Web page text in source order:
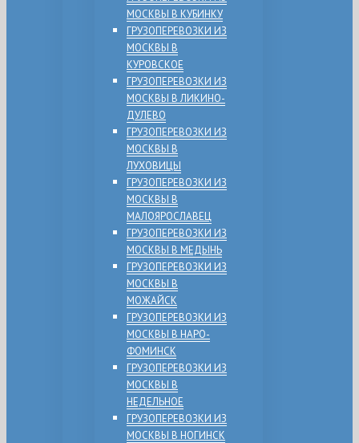
МОСКВЫ В КУБИНКУ
ГРУЗОПЕРЕВОЗКИ ИЗ
МОСКВЫ В
КУРОВСКОЕ
ГРУЗОПЕРЕВОЗКИ ИЗ
МОСКВЫ В ЛИКИНО-
ДУЛЕВО
ГРУЗОПЕРЕВОЗКИ ИЗ
МОСКВЫ В
ЛУХОВИЦЫ
ГРУЗОПЕРЕВОЗКИ ИЗ
МОСКВЫ В
МАЛОЯРОСЛАВЕЦ
ГРУЗОПЕРЕВОЗКИ ИЗ
МОСКВЫ В МЕДЫНЬ
ГРУЗОПЕРЕВОЗКИ ИЗ
МОСКВЫ В
МОЖАЙСК
ГРУЗОПЕРЕВОЗКИ ИЗ
МОСКВЫ В НАРО-
ФОМИНСК
ГРУЗОПЕРЕВОЗКИ ИЗ
МОСКВЫ В
НЕДЕЛЬНОЕ
ГРУЗОПЕРЕВОЗКИ ИЗ
МОСКВЫ В НОГИНСК